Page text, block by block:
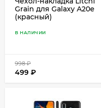
Grain для Galaxy A20e
(красный)
В НАЛИЧИИ
998₽
499 ₽